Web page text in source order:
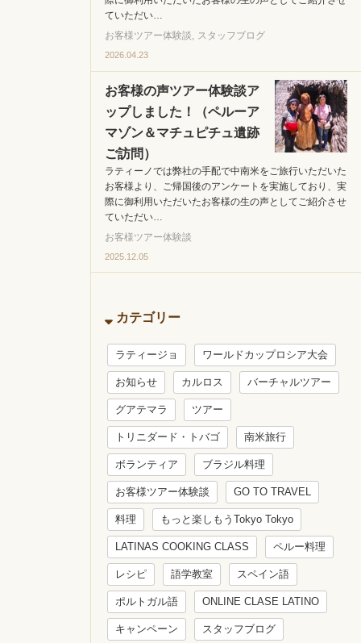
ていただい…
お客様ツアー体験談
スタッフブログ
2026.04.23
お客様の声ツアー体験談ア
ップしました！（ペルーア
マゾン＆マチュピチュ遺跡
ご訪問）
ラティーノでは弊社の手配で中南米をご旅行いただいた
お客様より、ご帰国後のアンケートを実施しており、実
際に御利用いただいたお客様の生の声としてご紹介させ
ていただい…
お客様ツアー体験談
2025.12.05
カテゴリー
ラティージョ ワールドカップロシア大会
お知らせ カルロス バーチャルツアー
グアテマラ ツアー
トリニダード・トバゴ 南米旅行
ボランティア ブラジル料理
お客様ツアー体験談 GO TO TRAVEL
料理 もっと楽しもうTokyo Tokyo
LATINAS COOKING CLASS ペルー料理
レシピ 語学教室 スペイン語
ポルトガル語 ONLINE CLASE LATINO
キャンペーン スタッフブログ